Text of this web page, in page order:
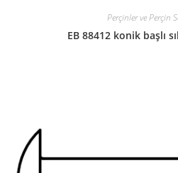
Perçinler ve Perçin
EB 88412 konik başlı